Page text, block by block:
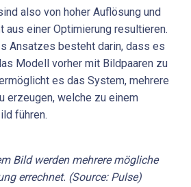
also von hoher Auflösung und
aus einer Optimierung resultieren.
Ansatzes besteht darin, dass es
Modell vorher mit Bildpaaren zu
es das System, mehrere
erzeugen, welche zu einem
führen.
Bild werden mehrere mögliche
errechnet. (Source: Pulse)